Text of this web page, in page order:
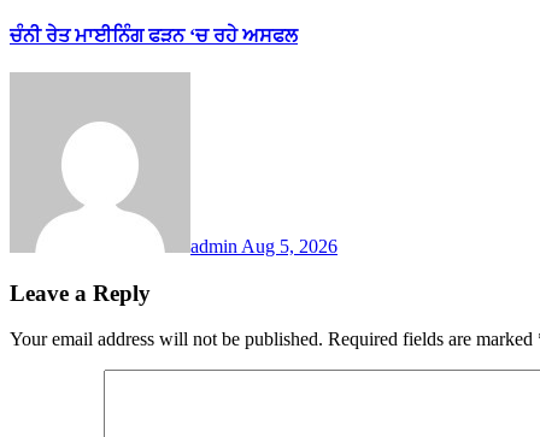
ਚੰਨੀ ਰੇਤ ਮਾਈਨਿੰਗ ਫੜਨ ‘ਚ ਰਹੇ ਅਸਫਲ
admin Aug 5, 2026
Leave a Reply
Your email address will not be published. Required fields are marked